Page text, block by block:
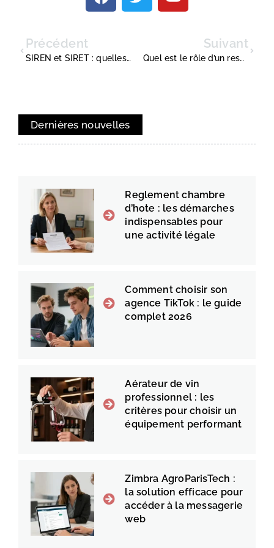
Précédent
SIREN et SIRET : quelles différences et comment les obtenir ?
Suivant
Quel est le rôle d’un responsable HSE ? Missions et enjeux décryptés
Dernières nouvelles
Reglement chambre
d’hote : les démarches
indispensables pour
une activité légale
Comment choisir son
agence TikTok : le guide
complet 2026
Aérateur de vin
professionnel : les
critères pour choisir un
équipement performant
Zimbra AgroParisTech :
la solution efficace pour
accéder à la messagerie
web